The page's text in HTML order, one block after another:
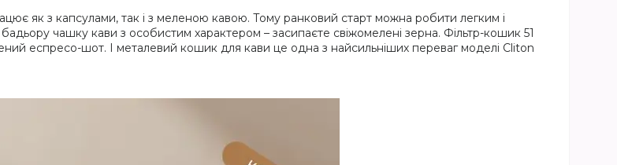
як з капсулами, так і з меленою кавою. Тому ранковий старт можна робити легким і
чашку кави з особистим характером – засипаєте свіжомелені зерна. Фільтр-кошик 51
еспресо-шот. І металевий кошик для кави це одна з найсильніших переваг моделі Cliton